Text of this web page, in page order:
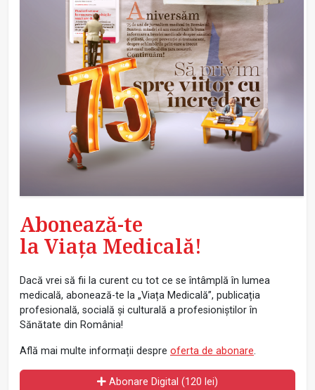
Abonează-te
la Viața Medicală!
Dacă vrei să fii la curent cu tot ce se întâmplă în lumea
medicală, abonează-te la „Viața Medicală”, publicația
profesională, socială și culturală a profesioniștilor în
Sănătate din România!
Află mai multe informații despre oferta de abonare.
Abonare Digital (120 lei)